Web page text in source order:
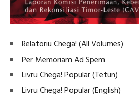
Relatoriu Chega! (All Volumes)
Per Memoriam Ad Spem
Livru Chega! Popular (Tetun)
Livru Chega! Popular (English)